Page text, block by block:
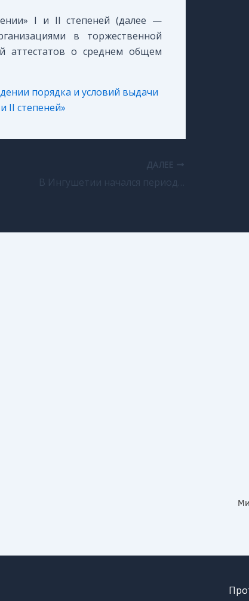
I и II степеней (далее —
в торжественной
аттестатов о среднем общем
порядка и условий выдачи
II степеней»
ДАЛЕЕ